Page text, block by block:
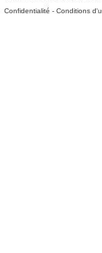
Confidentialité - Conditions